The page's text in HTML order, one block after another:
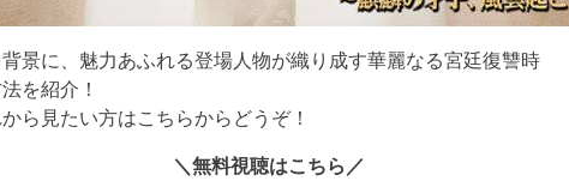
景に、魅力あふれる登場人物が織り成す華麗なる宮廷復讐時
を紹介！
ら見たい方はこちらからどうぞ！
＼無料視聴はこちら／